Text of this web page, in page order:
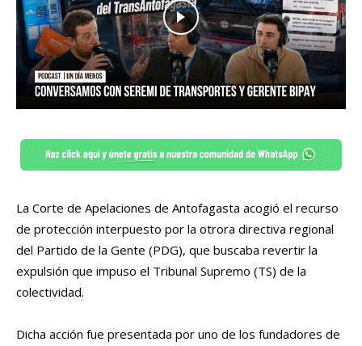
La Corte de Apelaciones de Antofagasta acogió el recurso
de protección interpuesto por la otrora directiva regional
del Partido de la Gente (PDG), que buscaba revertir la
expulsión que impuso el Tribunal Supremo (TS) de la
colectividad.
Dicha acción fue presentada por uno de los fundadores de